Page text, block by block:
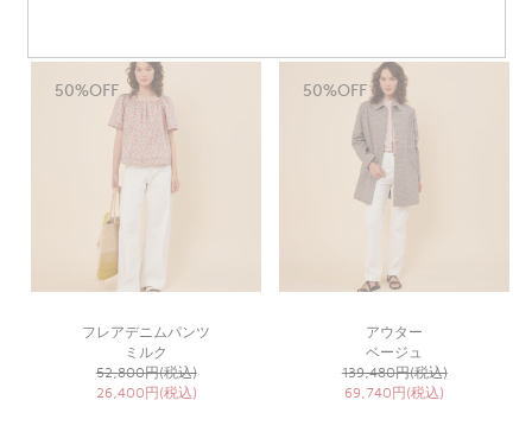
50%OFF
フレアデニムパンツ
ミルク
52,800円(税込)
26,400円(税込)
50%OFF
アウター
ベージュ
139,480円(税込)
69,740円(税込)